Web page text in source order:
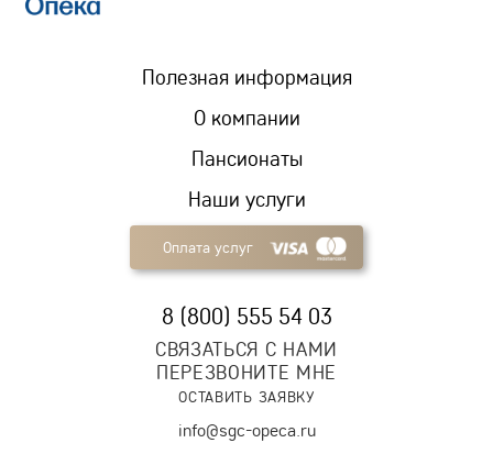
Пансионаты
Наши услуги
Полезная информация
О компании
Оплата услуг
8 (800) 555 54 03
СВЯЗАТЬСЯ С НАМИ
ПЕРЕЗВОНИТЕ МНЕ
ОСТАВИТЬ ЗАЯВКУ
info@sgc-opeca.ru